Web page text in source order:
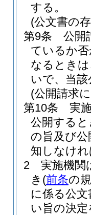
する。
(公文書の
第9条
公開
ているか
なるとき
いで、当
(公開請求
第10条
実
公開する
の旨及び
知しなけ
2
実施機関
き (前条の
に係る公
い旨の決